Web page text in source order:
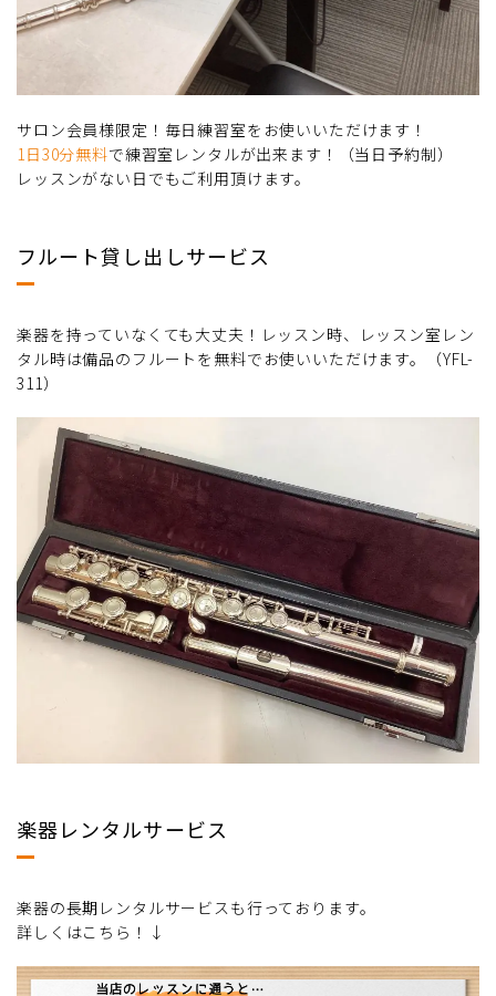
サロン会員様限定！毎日練習室をお使いいただけます！
1日30分無料で練習室レンタルが出来ます！（当日予約制）
レッスンがない日でもご利用頂けます。
フルート貸し出しサービス
楽器を持っていなくても大丈夫！レッスン時、レッスン室レン
タル時は備品のフルートを無料でお使いいただけます。（YFL-
311）
楽器レンタルサービス
楽器の長期レンタルサービスも行っております。
詳しくはこちら！↓